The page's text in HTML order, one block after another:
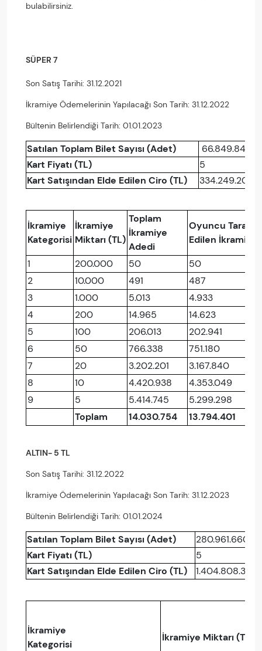
bulabilirsiniz.
SÜPER 7
Son Satış Tarihi: 31.12.2021
İkramiye Ödemelerinin Yapılacağı Son Tarih: 31.12.2022
Bültenin Belirlendiği Tarih: 01.01.2023
Satılan Toplam Bilet Sayısı (Adet)
66.849.840
Kart Fiyatı (TL)
5
Kart Satışından Elde Edilen Ciro (TL)
334.249.200
İkramiye
Kategorisi
İkramiye
Miktarı (TL)
Toplam
İkramiye
Adedi
Oyuncu
Edilen İkramiye
1
200.000 50
50
2
10.000 491
487
3
1.000 5.013
4.933
4
200 14.965
14.623
5
100 206.013
202.941
6
50 766.338
751.180
7
20 3.202.201
3.167.840
8
10 4.420.938
4.353.049
9
5 5.414.745
5.299.298
Toplam
14.030.754 13.794.401
ALTIN- 5 TL
Son Satış Tarihi: 31.12.2022
İkramiye Ödemelerinin Yapılacağı Son Tarih: 31.12.2023
Bültenin Belirlendiği Tarih: 01.01.2024
Satılan Toplam Bilet Sayısı (Adet)
280.961.660
Kart Fiyatı (TL)
5
Kart Satışından Elde Edilen Ciro (TL)
1.404.808.300
İkramiye
Kategorisi
İkramiye Miktarı (TL)